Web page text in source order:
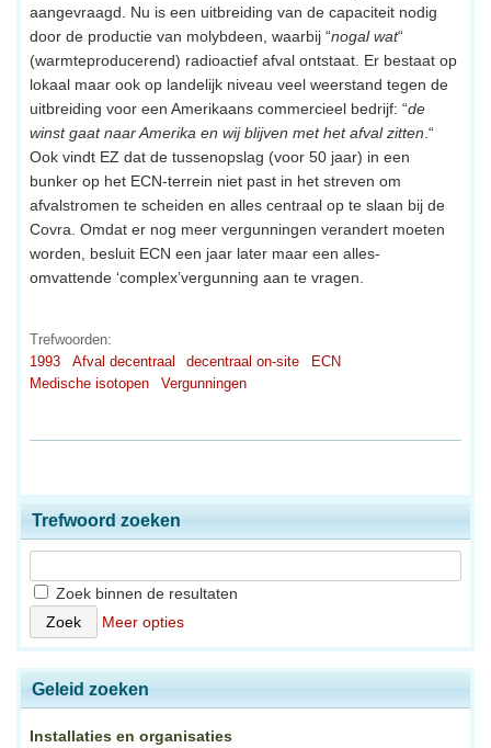
aangevraagd. Nu is een uitbreiding van de capaciteit nodig
door de productie van molybdeen, waarbij “nogal wat“
(warmteproducerend) radioactief afval ontstaat. Er bestaat op
lokaal maar ook op landelijk niveau veel weerstand tegen de
uitbreiding voor een Amerikaans commercieel bedrijf: “de
winst gaat naar Amerika en wij blijven met het afval zitten .“
Ook vindt EZ dat de tussenopslag (voor 50 jaar) in een
bunker op het ECN-terrein niet past in het streven om
afvalstromen te scheiden en alles centraal op te slaan bij de
Covra. Omdat er nog meer vergunningen verandert moeten
worden, besluit ECN een jaar later maar een alles-
omvattende ‘complex’vergunning aan te vragen.
Trefwoorden:
1993
Afval decentraal decentraal on-site
ECN
Medische isotopen
Vergunningen
Trefwoord zoeken
Zoek binnen de resultaten
Meer opties
Geleid zoeken
Installaties en organisaties